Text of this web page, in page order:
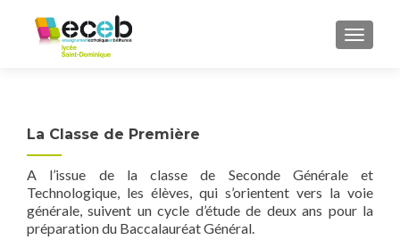
La Classe de Première
A l’issue de la classe de Seconde Générale et
Technologique, les élèves, qui s’orientent vers la voie
générale, suivent un cycle d’étude de deux ans pour la
préparation du Baccalauréat Général.